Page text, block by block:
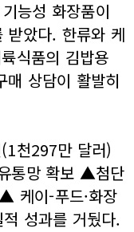
능성 화장품이
받았다. 한류와 케
식품의 김밥용
매 상담이 활발히
천297만 달러)
통망 확보 ▲첨단
케이-푸드·화장
성과를 거뒀다.